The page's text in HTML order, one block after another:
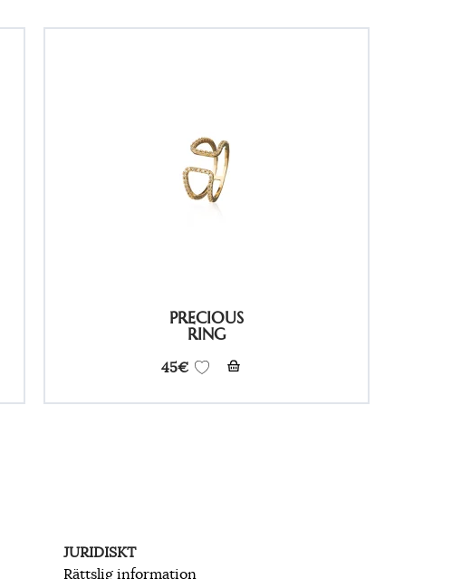
PRECIOUS
RING
45€
JURIDISKT
Rättslig information